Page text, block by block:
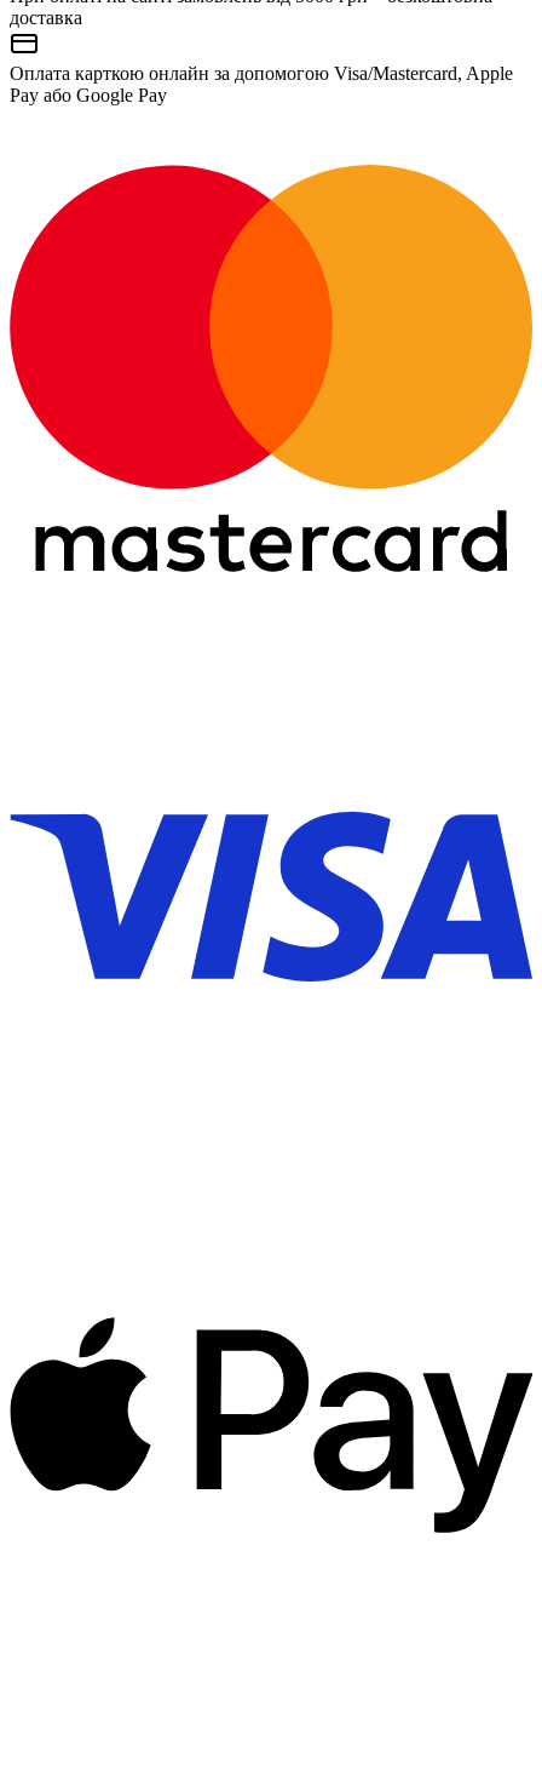
доставка
Оплата карткою онлайн за допомогою Visa/Mastercard, Apple
Pay або Google Pay